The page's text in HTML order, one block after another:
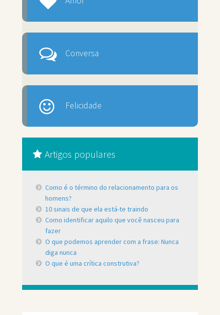
Conversa
Felicidade
Artigos populares
Como é o término do relacionamento para os
homens?
10 sinais de que ela está-te traindo
Como identificar aquilo que você nasceu para
fazer
O que podemos aprender com a frase: Nunca
diga nunca
O que é uma crítica construtiva?